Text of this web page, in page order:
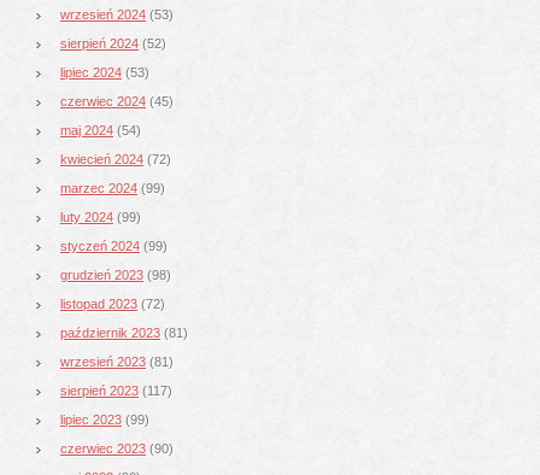
wrzesień 2024 (53)
sierpień 2024 (52)
lipiec 2024 (53)
czerwiec 2024 (45)
maj 2024 (54)
kwiecień 2024 (72)
marzec 2024 (99)
luty 2024 (99)
styczeń 2024 (99)
grudzień 2023 (98)
listopad 2023 (72)
październik 2023 (81)
wrzesień 2023 (81)
sierpień 2023 (117)
lipiec 2023 (99)
czerwiec 2023 (90)